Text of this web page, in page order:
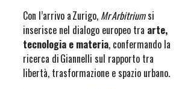
Con l’arrivo a Zurigo, Mr Arbitriumsi
inserisce nel dialogo europeo tra arte,
tecnologia e materia, confermando la
ricerca di Giannelli sul rapporto tra
libertà, trasformazione e spazio urbano.